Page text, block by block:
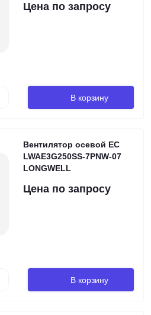
Цена по запросу
В корзину
Вентилятор осевой EC
LWAE3G250SS-7PNW-07
LONGWELL
Цена по запросу
В корзину